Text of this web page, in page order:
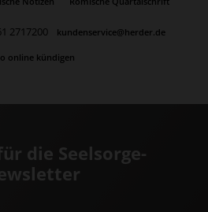
2717200 kundenservice@herder.de
online kündigen
die Seelsorge-